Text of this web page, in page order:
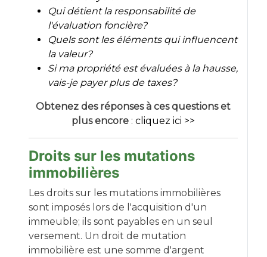
Qui détient la responsabilité de
l'évaluation foncière?
Quels sont les éléments qui influencent
la valeur?
Si ma propriété est évaluées à la hausse,
vais-je payer plus de taxes?
Obtenez des réponses à ces questions et
plus encore : cliquez ici >>
Droits sur les mutations
immobilières
Les droits sur les mutations immobilières
sont imposés lors de l'acquisition d'un
immeuble; ils sont payables en un seul
versement. Un droit de mutation
immobilière est une somme d'argent